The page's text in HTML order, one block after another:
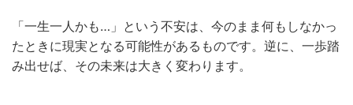
「一生一人かも…」という不安は、今のまま何もしなかっ
たときに現実となる可能性があるものです。逆に、一歩踏
み出せば、その未来は大きく変わります。